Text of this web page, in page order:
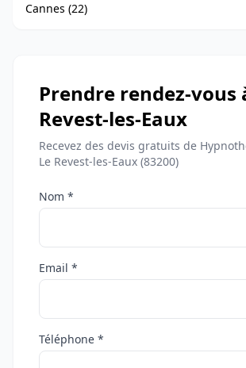
Cannes (22)
Prendre rendez-vous
Revest-les-Eaux
Recevez des devis gratuits de
Le Revest-les-Eaux (83200)
Nom *
Email *
Téléphone *